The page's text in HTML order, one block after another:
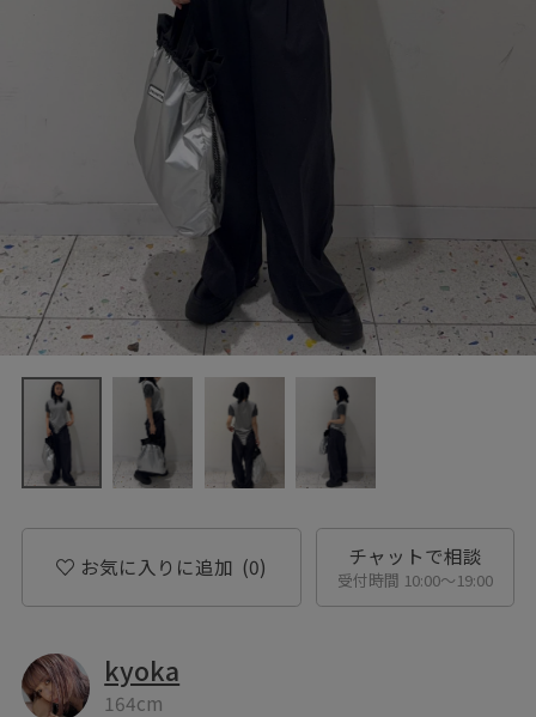
お気に入りに追加 (0) チャットで相談
受付時間 10:00〜19:00
kyoka
164cm